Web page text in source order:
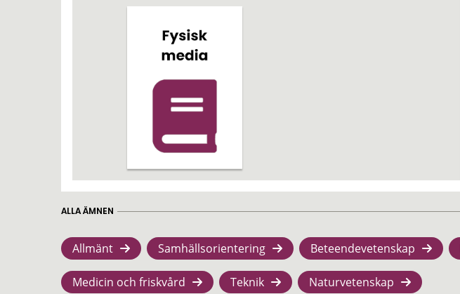
ALLA ÄMNEN
Allmänt Samhällsorientering Beteendevetenskap
Medicin och friskvård Teknik Naturvetenskap